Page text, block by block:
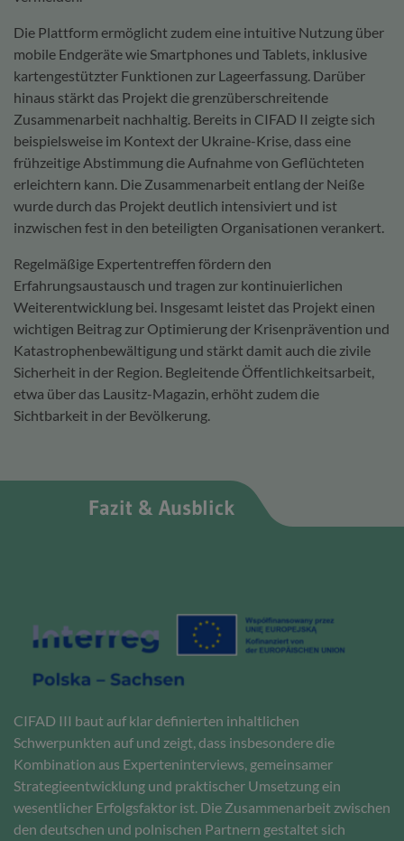
Die Plattform ermöglicht zudem eine intuitive Nutzung über
mobile Endgeräte wie Smartphones und Tablets, inklusive
kartengestützter Funktionen zur Lageerfassung. Darüber
hinaus stärkt das Projekt die grenzüberschreitende
Zusammenarbeit nachhaltig. Bereits in CIFAD II zeigte sich
beispielsweise im Kontext der Ukraine-Krise, dass eine
frühzeitige Abstimmung die Aufnahme von Geflüchteten
erleichtern kann. Die Zusammenarbeit entlang der Neiße
wurde durch das Projekt deutlich intensiviert und ist
inzwischen fest in den beteiligten Organisationen verankert.
Regelmäßige Expertentreffen fördern den
Erfahrungsaustausch und tragen zur kontinuierlichen
Weiterentwicklung bei. Insgesamt leistet das Projekt einen
wichtigen Beitrag zur Optimierung der Krisenprävention und
Katastrophenbewältigung und stärkt damit auch die zivile
Sicherheit in der Region. Begleitende Öffentlichkeitsarbeit,
etwa über das Lausitz-Magazin, erhöht zudem die
Sichtbarkeit in der Bevölkerung.
Fazit & Ausblick
CIFAD III baut auf klar definierten inhaltlichen
Schwerpunkten auf und zeigt, dass insbesondere die
Kombination aus Experteninterviews, gemeinsamer
Strategieentwicklung und praktischer Umsetzung ein
wesentlicher Erfolgsfaktor ist. Die Zusammenarbeit zwischen
den deutschen und polnischen Partnern gestaltet sich